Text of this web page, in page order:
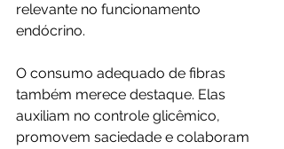
relevante no funcionamento
endócrino.
O consumo adequado de fibras
também merece destaque. Elas
auxiliam no controle glicêmico,
promovem saciedade e colaboram